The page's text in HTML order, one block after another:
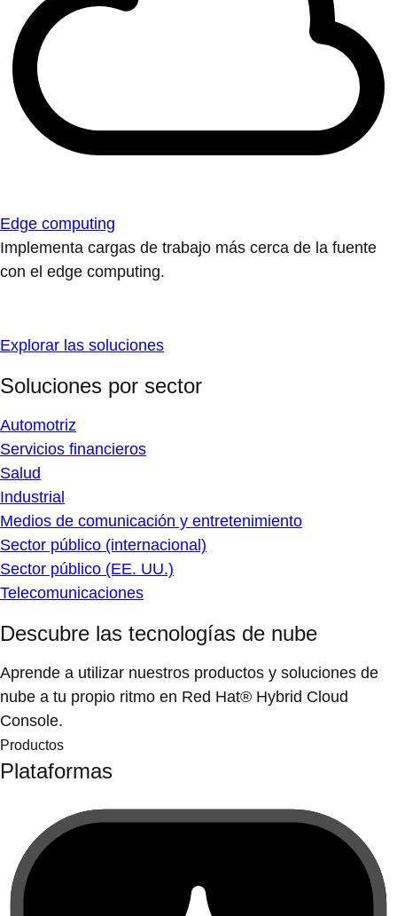
Edge computing
Implementa cargas de trabajo más cerca de la fuente
con el edge computing.
Explorar las soluciones
Soluciones por sector
Automotriz
Servicios financieros
Salud
Industrial
Medios de comunicación y entretenimiento
Sector público (internacional)
Sector público (EE. UU.)
Telecomunicaciones
Descubre las tecnologías de nube
Aprende a utilizar nuestros productos y soluciones de
nube a tu propio ritmo en Red Hat® Hybrid Cloud
Console.
Productos
Plataformas